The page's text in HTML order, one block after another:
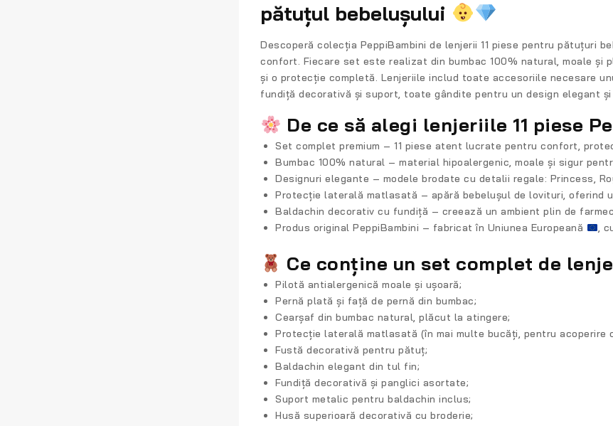
pătuțul bebelușului
Descoperă colecția PeppiBambini de lenjerii 11 piese pentru pătuțuri
confort. Fiecare set este realizat din bumbac 100% natural, moale și
și o protecție completă. Lenjeriile includ toate accesoriile necesare
fundiță decorativă și suport, toate gândite pentru un design elegant și
De ce să alegi lenjeriile 11 piese
Set complet premium – 11 piese atent lucrate pentru confort,
Bumbac 100% natural – material hipoalergenic, moale și sigur
Designuri elegante – modele brodate cu detalii regale: Princess,
Protecție laterală matlasată – apără bebelușul de lovituri, oferind
Baldachin decorativ cu fundiță – creează un ambient plin de
Produs original PeppiBambini – fabricat în Uniunea Europeană ,
Ce conține un set complet de
Pilotă antialergenică moale și ușoară;
Pernă plată și față de pernă din bumbac;
Cearșaf din bumbac natural, plăcut la atingere;
Protecție laterală matlasată (în mai multe bucăți, pentru acoperire
Fustă decorativă pentru pătuț;
Baldachin elegant din tul fin;
Fundiță decorativă și panglici asortate;
Suport metalic pentru baldachin inclus;
Husă superioară decorativă cu broderie;